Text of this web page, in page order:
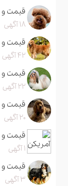
قیمت و
18 آگهی
قیمت و
42 آگهی
قیمت و
22 آگهی
قیمت و
20 آگهی
قیمت
1 آگهی
قیمت و
3 آگهی